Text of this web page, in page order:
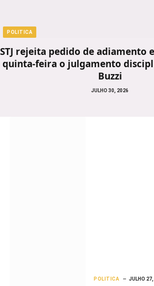
POLITICA
STJ rejeita pedido de adiamento
quinta-feira o julgamento
Buzzi
JULHO 30, 2026
POLITICA JULHO